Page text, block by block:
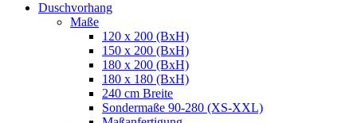
Duschvorhang
Maße
120 x 200 (BxH)
150 x 200 (BxH)
180 x 200 (BxH)
180 x 180 (BxH)
240 cm Breite
Sondermaße 90-280 (XS-XXL)